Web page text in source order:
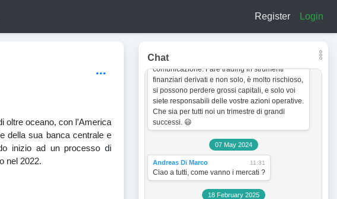
Register Login
oltre oceano, con l’America
della sua banca centrale e
inizio ad un processo di
nel 2022.
Chat
In quanto tale non vogliono incentivare in
cambiamento senza obbligo di preventiva
comunicazione. Fare trading in strumenti
finanziari derivati e non solo, è molto rischioso,
si possono perdere grossi capitali, e solo voi
siete responsabili delle vostre azioni operative.
Che sia per tutti noi un trimestre di grandi
successi. 😃
07 May 2024
Andreas Di Marco 11:31
Ciao a tutti, come vanno i mercati ?
18 February 2025